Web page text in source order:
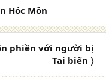
Hóc Môn
phiền với người bị
Tai biến 〉